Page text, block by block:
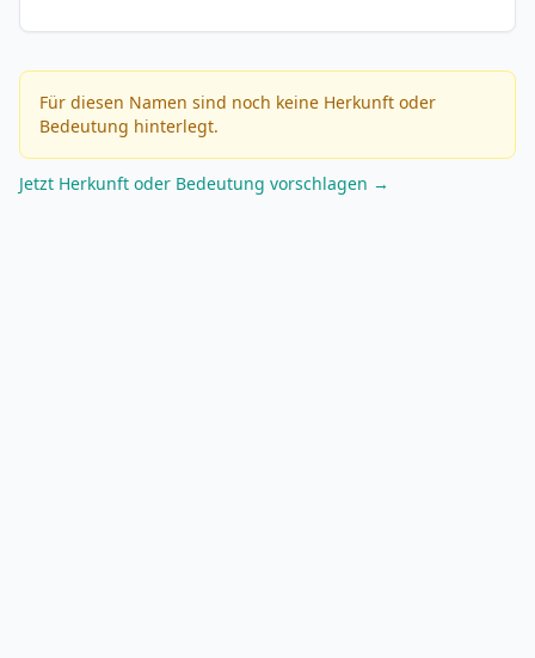
Für diesen Namen sind noch keine Herkunft oder
Bedeutung hinterlegt.
Jetzt Herkunft oder Bedeutung vorschlagen →